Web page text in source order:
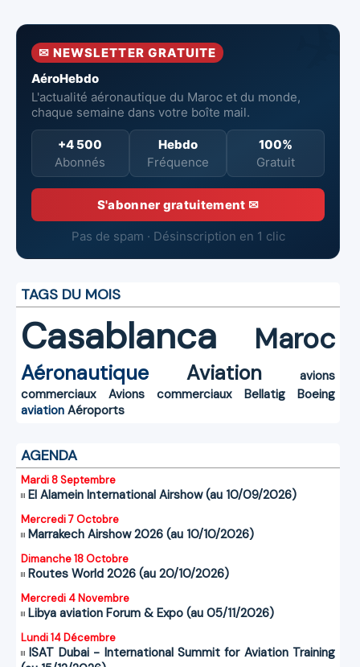
737 MAX et 787
wet lease et le
leaseback
✉ NEWSLETTER GRATUITE
AéroHebdo
L'actualité aéronautique du Maroc et du monde,
chaque semaine dans votre boîte mail.
+4 500
Abonnés
Hebdo
Fréquence
100%
Gratuit
S'abonner gratuitement ✉
Pas de spam · Désinscription en 1 clic
TAGS DU MOIS
Casablanca Maroc
Aéronautique Aviation
avions
commerciaux
Avions commerciaux Bellatig
Boeing
aviation Aéroports
AGENDA
Mardi 8 Septembre
El Alamein International Airshow (au 10/09/2026)
Mercredi 7 Octobre
Marrakech Airshow 2026 (au 10/10/2026)
Dimanche 18 Octobre
Routes World 2026 (au 20/10/2026)
Mercredi 4 Novembre
Libya aviation Forum & Expo (au 05/11/2026)
Lundi 14 Décembre
ISAT Dubai - International Summit for Aviation Training